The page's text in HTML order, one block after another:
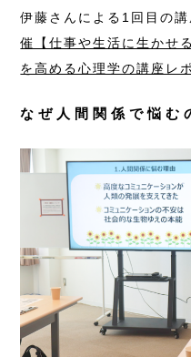
伊藤さんによる1回目の講
催【仕事や生活に生かせ
を高める心理学の講座レ
なぜ人間関係で悩む